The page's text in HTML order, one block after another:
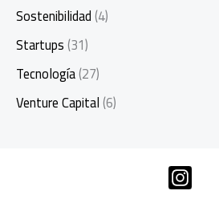
Sostenibilidad(4)
Startups(31)
Tecnología(27)
Venture Capital(6)